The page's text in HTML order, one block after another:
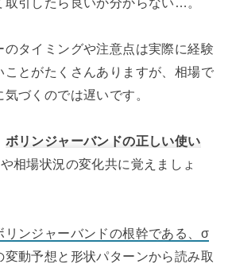
タイミングや注意点は実際に経験
ことがたくさんありますが、相場で
づくのでは遅いです。
ボリンジャーバンドの正しい使い
相場状況の変化共に覚えましょ
リンジャーバンドの根幹である、σ
変動予想と形状パターンから読み取